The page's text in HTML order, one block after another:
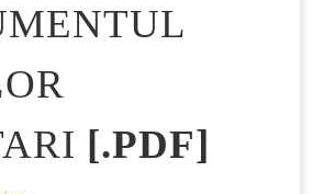
[.PDF]